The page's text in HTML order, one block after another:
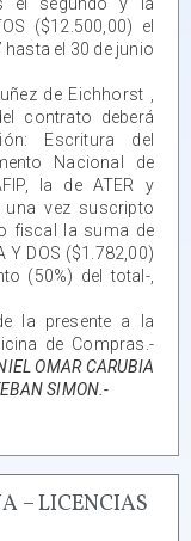
($12.500,00) el
el 30 de junio
de Eichhorst ,
contrato deberá
Escritura del
Nacional de
la de ATER y
vez suscripto
fiscal la suma de
Y DOS ($1.782,00)
(50%) del total-,
la presente a la
de Compras.-
OMAR CARUBIA
SIMON.-
– LICENCIAS